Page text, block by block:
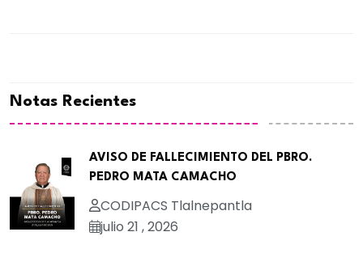
Notas Recientes
AVISO DE FALLECIMIENTO DEL PBRO.
PEDRO MATA CAMACHO
CODIPACS Tlalnepantla
julio 21 , 2026